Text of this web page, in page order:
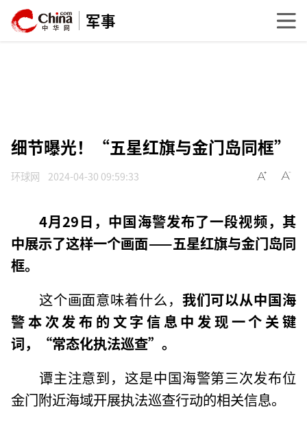
军事
细节曝光！“五星红旗与金门岛同框”
环球网 2024-04-30 09:59:33
4月29日，中国海警发布了一段视频，其
中展示了这样一个画面——五星红旗与金门岛同
框。
这个画面意味着什么， 我们可以从中国海
警本次发布的文字信息中发现一个关键
词，“常态化执法巡查”。
谭主注意到，这是中国海警第三次发布位
金门附近海域开展执法巡查行动的相关信息。